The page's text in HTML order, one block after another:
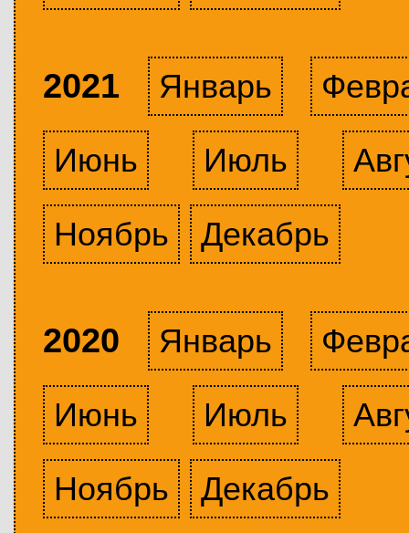
2021 Январь
Июнь
Июль
Ноябрь
Декабрь
2020 Январь
Июнь
Июль
Ноябрь
Декабрь